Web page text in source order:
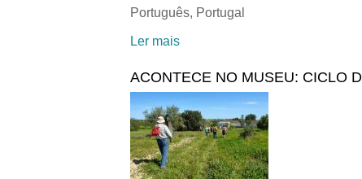
Português, Portugal
Ler mais
ACONTECE NO MUSEU: CICLO